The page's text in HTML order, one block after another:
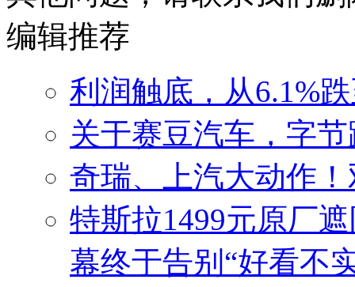
编辑推荐
利润触底，从6.1%
关于赛豆汽车，字
奇瑞、上汽大动作
特斯拉1499元原厂
幕终于告别“好看不